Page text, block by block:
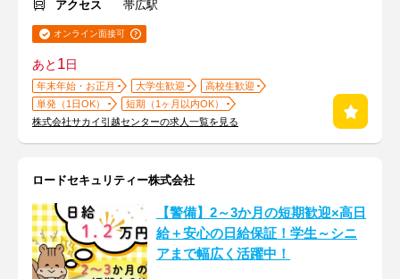
アクセス 帯広駅
オンライン面接可
あと 1日
年末年始・お正月 大学生歓迎
高校生歓迎
単発（1日OK）
短期（1ヶ月以内OK）
株式会社サカイ引越センターの求人一覧を見る
ロードセキュリティー株式会社
【警備】2～3か月の短期歓迎×高日
給＋安心の日給保証！学生～シニ
アまで幅広く活躍中！